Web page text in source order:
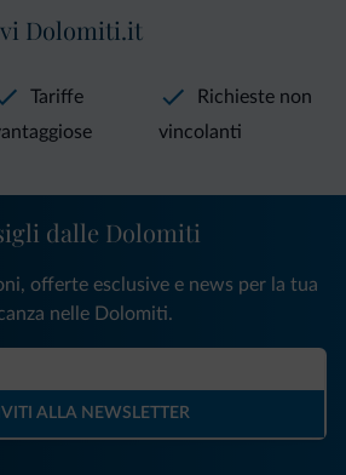
Dolomiti.it
Tariffe
Richieste non
vincolanti
dalle Dolomiti
offerte esclusive e news per la tua
nelle Dolomiti.
ALLA NEWSLETTER